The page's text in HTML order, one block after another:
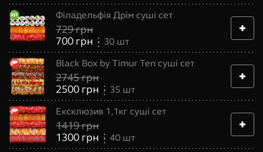
Філадельфія Дрім суші сет
729грн
700 грн 30 шт
Black Box by Timur Ten суші сет
2745грн
2500 грн 35 шт
Ексклюзив 1,1кг суші сет
1419грн
1300 грн 40 шт